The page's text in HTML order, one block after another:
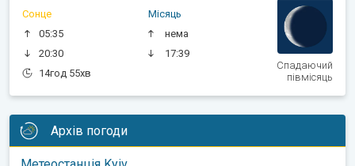
Сонце
05:35
20:30
14год 55хв
Місяць
нема
17:39
Спадаючий
півмісяць
Архів погоди